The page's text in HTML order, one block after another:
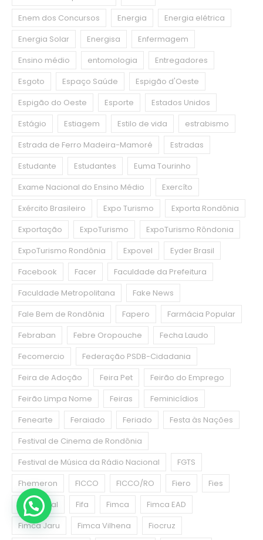
Enem dos Concursos
Energia
Energia elétrica
Energia Solar
Energisa
Enfermagem
Ensino médio
entomologia
Entregadores
Esgoto
Espaço Saúde
Espigão d'Oeste
Espigão do Oeste
Esporte
Estados Unidos
Estágio
Estiagem Estilo de vida
estrabismo
Estrada de Ferro Madeira-Mamoré
Estradas
Estudante
Estudantes
Euma Tourinho
Exame Nacional do Ensino Médio
Exercíto
Exército Brasileiro
Expo Turismo
Exporta Rondônia
Exportação
ExpoTurismo
ExpoTurismo Rôndonia
ExpoTurismo Rondônia
Expovel
Eyder Brasil
Facebook
Facer
Faculdade da Prefeitura
Faculdade Metropolitana
Fake News
Fale Bem de Rondônia
Fapero
Farmácia Popular
Febraban
Febre Oropouche
Fecha Laudo
Fecomercio
Federação PSDB-Cidadania
Feira de Adoção
Feira Pet
Feirão do Emprego
Feirão Limpa Nome
Feiras
Feminicídios
Fenearte
Feraiado Feriado
Festa às Nações
Festival de Cinema de Rondônia
Festival de Música da Rádio Nacional
FGTS
Fhemeron
FICCO FICCO/RO Fiero
Fies
Fies Social
Fifa Fimca
Fimca EAD
Fimca Jaru
Fimca Vilhena Fiocruz